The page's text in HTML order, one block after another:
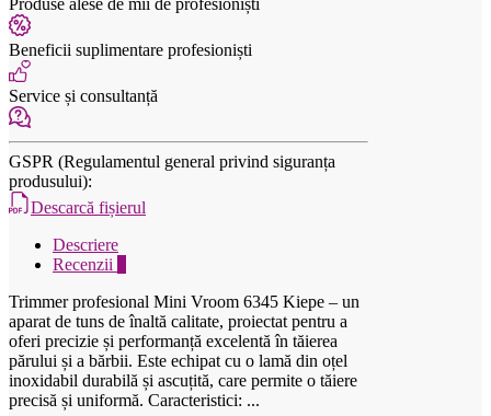
6345
Kiepe
Produse alese de mii de profesioniști
Beneficii suplimentare profesioniști
Service și consultanță
GSPR (Regulamentul general privind siguranța
produsului):
Descarcă fișierul
Descriere
Recenzii
Trimmer profesional Mini Vroom 6345 Kiepe – un
aparat de tuns de înaltă calitate, proiectat pentru a
oferi precizie și performanță excelentă în tăierea
părului și a bărbii. Este echipat cu o lamă din oțel
inoxidabil durabilă și ascuțită, care permite o tăiere
precisă și uniformă. Caracteristici: ...